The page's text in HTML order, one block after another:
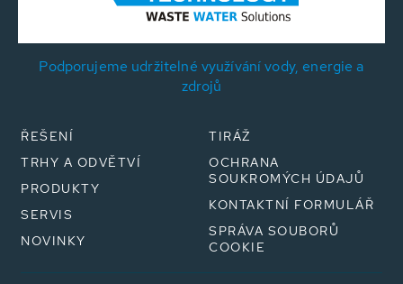
Podporujeme udržitelné využívání vody, energie a
zdrojů
ŘEŠENÍ
TRHY A ODVĚTVÍ
PRODUKTY
SERVIS
NOVINKY
TIRÁŽ
OCHRANA
SOUKROMÝCH ÚDAJŮ
KONTAKTNÍ FORMULÁŘ
SPRÁVA SOUBORŮ
COOKIE